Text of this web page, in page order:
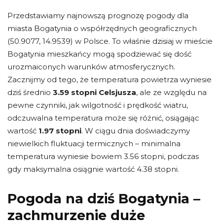
Przedstawiamy najnowszą prognozę pogody dla
miasta Bogatynia o współrzędnych geograficznych
(50.9077, 14.9539) w Polsce. To właśnie dzisiaj w mieście
Bogatynia mieszkańcy mogą spodziewać się dość
urozmaiconych warunków atmosferycznych.
Zacznijmy od tego, że temperatura powietrza wyniesie
dziś średnio 3.59 stopni Celsjusza, ale ze względu na
pewne czynniki, jak wilgotność i prędkość wiatru,
odczuwalna temperatura może się różnić, osiągając
wartość 1.97 stopni. W ciągu dnia doświadczymy
niewielkich fluktuacji termicznych – minimalna
temperatura wyniesie bowiem 3.56 stopni, podczas
gdy maksymalna osiągnie wartość 4.38 stopni.
Pogoda na dziś Bogatynia –
zachmurzenie duże